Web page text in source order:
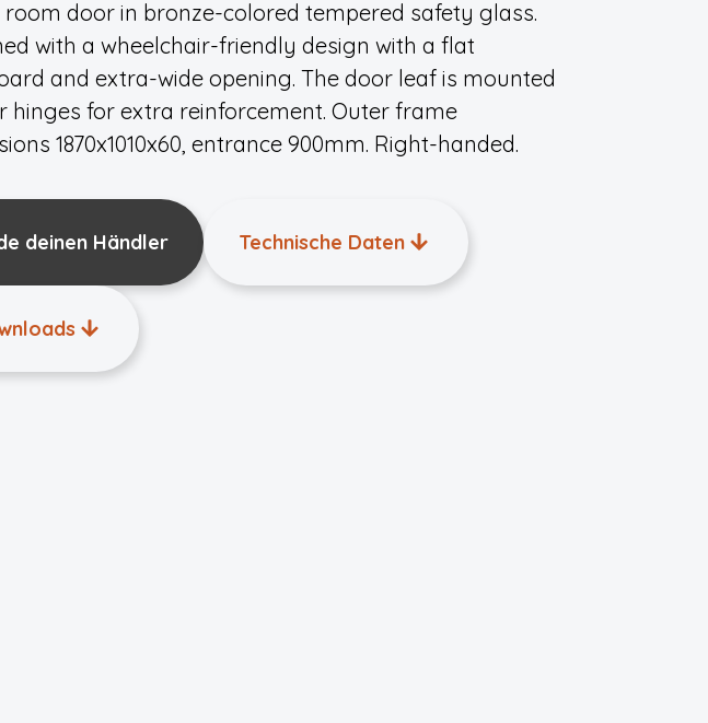
room door in bronze-colored tempered safety glass.
with a wheelchair-friendly design with a flat
and extra-wide opening. The door leaf is mounted
hinges for extra reinforcement. Outer frame
1870x1010x60, entrance 900mm. Right-handed.
deinen Händler Technische Daten